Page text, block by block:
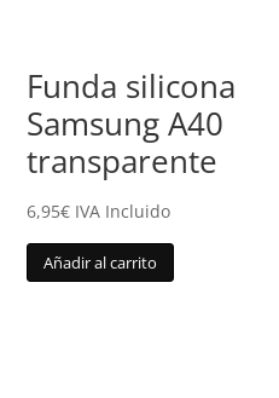
Funda silicona
Samsung A40
transparente
6,95€ IVA Incluido
Añadir al carrito